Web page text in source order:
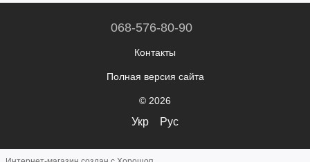
068-576-80-90
Контакты
Полная версия сайта
© 2026
Укр Рус